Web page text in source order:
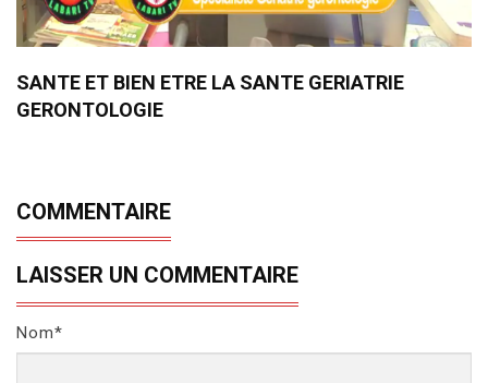
SANTE ET BIEN ETRE LA SANTE GERIATRIE
GERONTOLOGIE
COMMENTAIRE
LAISSER UN COMMENTAIRE
Nom*